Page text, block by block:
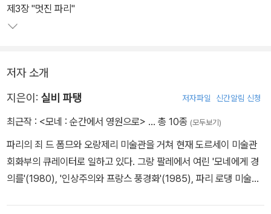
애를 일곱 장으로 나누어서 서술하고 있다. 이 시리즈의 다른 책들처
럼 도판을 매우 많이 사용하는 독특한 편집 방식을 취했고, 책 말미에
제3장 "멋진 파리"
저자 소개
지은이: 실비 파탱 저자파일 신간알림 신청
최근작 : <모네 : 순간에서 영원으로> … 총 10종 (모두보기)
파리의 죄 드 폼므와 오랑제리 미술관을 거쳐 현재 도르세이 미술관
회화부의 큐레이터로 일하고 있다. 그랑 팔레에서 여린 '모네에게 경
의를'(1980), '인상주의와 프랑스 풍경화'(1985), 파리 로댕 미술관